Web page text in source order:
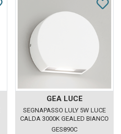
GEA LUCE
SEGNAPASSO LULY 5W LUCE
CALDA 3000K GEALED BIANCO
IP54
GES890C